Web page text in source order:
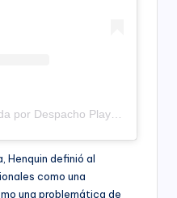
Henquin definió al
como una
una problemática de